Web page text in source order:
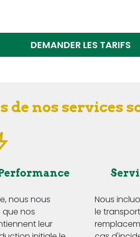
DEMANDER LES TARIFS
de nos services
nous nous
nos
leur
Nous
le